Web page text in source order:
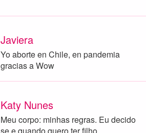
Javiera
Yo aborte en Chile, en pandemia
gracias a Wow
Katy Nunes
Meu corpo: minhas regras. Eu decido
se e quando quero ter filho.